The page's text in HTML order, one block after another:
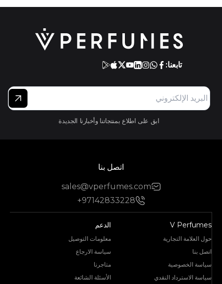
تابعنا:
ابق على اطلاع بمنتجاتنا وأخبارنا الجديدة
اتصل بنا
sales@vperfumes.com
+97142833228
V Perfumes
حول العلامة التجارية
اتصل بنا
سياسة الخصوصية
سياسة الاسترداد النقدي
الدعم
معلومات التوصيل
سياسة الارجاع
متاجرنا
الأسئلة الشائعة